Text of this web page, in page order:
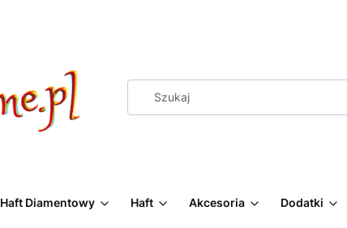
Haft Diamentowy Haft Akcesoria Dodatki